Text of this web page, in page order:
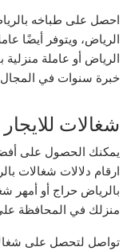
احصل على طباخه
الرياض، ويتوفر أيضًا
الرياض أو عاملة
خبرة سنوات في المجال
شغالات
يمكنك الحصول على
ارقام دلالات شغالات
بالرياض حراج أو أمهر
منزلك في المحافظة